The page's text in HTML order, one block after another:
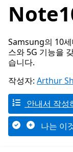
Samsung의 10
스와 5G 기능을
습니다.
작성자: Arthur
안내서 작성
나는 이